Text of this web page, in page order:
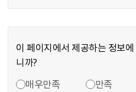
이 페이지에서 제공하는 정보
니까?
매우만족 만족